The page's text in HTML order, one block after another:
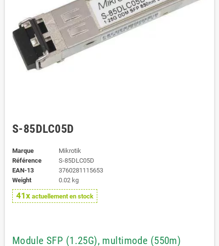
S-85DLC05D
Marque
Mikrotik
Référence
S-85DLC05D
EAN-13
3760281115653
Weight
0.02 kg
41x actuellement en stock
Module SFP (1.25G), multimode (550m)